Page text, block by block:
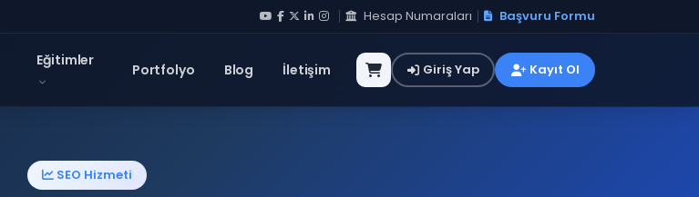
Hesap Numaraları Başvuru Formu
Eğitimler
Portfolyo Blog İletişim Giriş Yap Kayıt Ol
SEO Hizmeti